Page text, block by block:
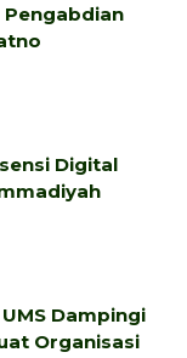
Pengabdian
Digital
Dampingi
Organisasi